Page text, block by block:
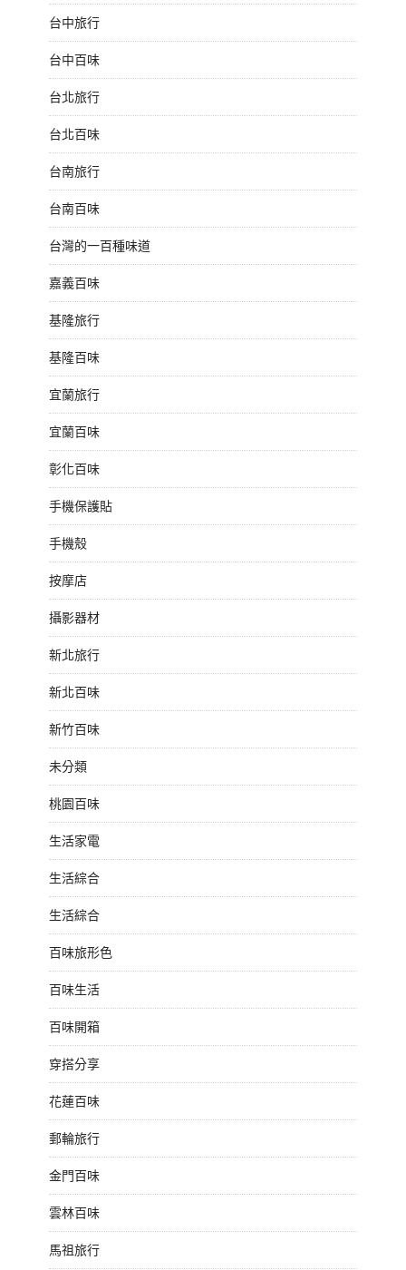
台中旅行
台中百味
台北旅行
台北百味
台南旅行
台南百味
台灣的一百種味道
嘉義百味
基隆旅行
基隆百味
宜蘭旅行
宜蘭百味
彰化百味
手機保護貼
手機殼
按摩店
攝影器材
新北旅行
新北百味
新竹百味
未分類
桃園百味
生活家電
生活綜合
生活綜合
百味旅形色
百味生活
百味開箱
穿搭分享
花蓮百味
郵輪旅行
金門百味
雲林百味
馬祖旅行